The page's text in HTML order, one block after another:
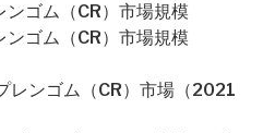
ゴム（CR）市場規模
ゴム（CR）市場規模
レンゴム（CR）市場（2021